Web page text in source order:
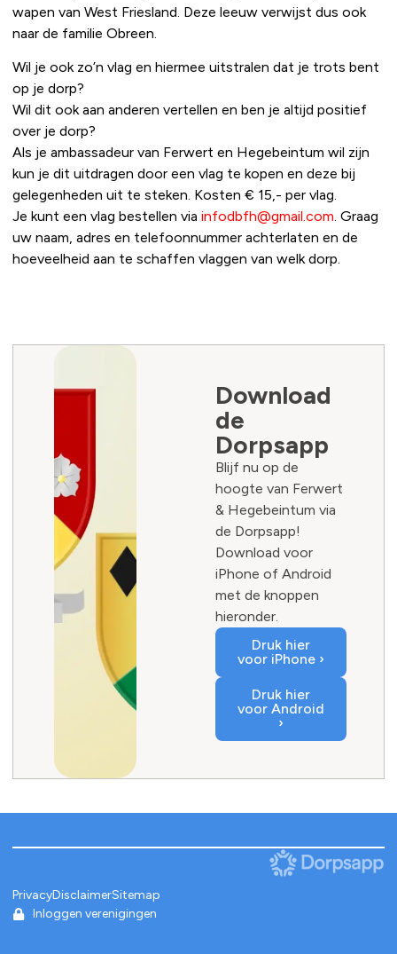
wapen van West Friesland. Deze leeuw verwijst dus ook
naar de familie Obreen.
Wil je ook zo’n vlag en hiermee uitstralen dat je trots bent
op je dorp?
Wil dit ook aan anderen vertellen en ben je altijd positief
over je dorp?
Als je ambassadeur van Ferwert en Hegebeintum wil zijn
kun je dit uitdragen door een vlag te kopen en deze bij
gelegenheden uit te steken. Kosten € 15,- per vlag.
Je kunt een vlag bestellen via infodbfh@gmail.com. Graag
uw naam, adres en telefoonnummer achterlaten en de
hoeveelheid aan te schaffen vlaggen van welk dorp.
Download
de
Dorpsapp
Blijf nu op de
hoogte van Ferwert
& Hegebeintum via
de Dorpsapp!
Download voor
iPhone of Android
met de knoppen
hieronder.
Druk hier
voor iPhone ›
Druk hier
voor Android
›
PrivacyDisclaimerSitemap
Inloggen verenigingen